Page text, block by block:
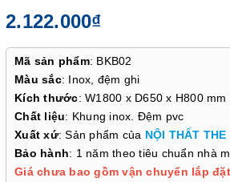
2.122.000₫
Mã sản phẩm: BKB02
Màu sắc: Inox, đệm ghi
Kích thước: W1800 x D650 x H800 mm
Chất liệu: Khung inox. Đệm pvc
Xuất xứ: Sản phẩm của NỘI THẤT THE
Bảo hành: 1 năm theo tiêu chuẩn nhà
Giá chưa bao gồm vận chuyển lắp đặt